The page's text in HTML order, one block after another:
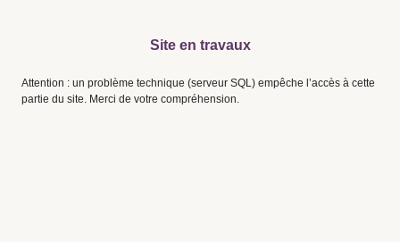
Site en travaux
Attention : un problème technique (serveur SQL) empêche l’accès à cette
partie du site. Merci de votre compréhension.